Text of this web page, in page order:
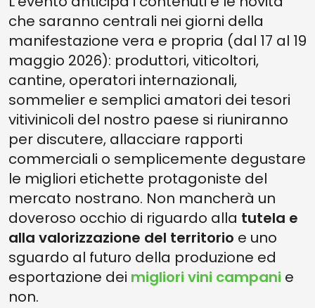
che saranno centrali nei giorni della
manifestazione vera e propria (dal 17 al 19
maggio 2026): produttori, viticoltori,
cantine, operatori internazionali,
sommelier e semplici amatori dei tesori
vitivinicoli del nostro paese si riuniranno
per discutere, allacciare rapporti
commerciali o semplicemente degustare
le migliori etichette protagoniste del
mercato nostrano. Non mancherà un
doveroso occhio di riguardo alla tutela e
alla valorizzazione del territorio e uno
sguardo al futuro della produzione ed
esportazione dei migliori vini campani e
non.